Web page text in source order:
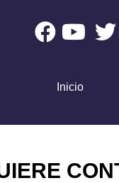
Inicio